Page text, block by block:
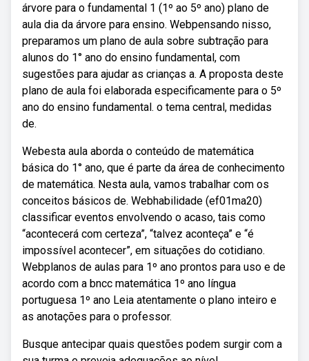
árvore para o fundamental 1 (1º ao 5º ano) plano de
aula dia da árvore para ensino. Webpensando nisso,
preparamos um plano de aula sobre subtração para
alunos do 1° ano do ensino fundamental, com
sugestões para ajudar as crianças a. A proposta deste
plano de aula foi elaborada especificamente para o 5º
ano do ensino fundamental. o tema central, medidas
de.
Webesta aula aborda o conteúdo de matemática
básica do 1° ano, que é parte da área de conhecimento
de matemática. Nesta aula, vamos trabalhar com os
conceitos básicos de. Webhabilidade (ef01ma20)
classificar eventos envolvendo o acaso, tais como
“acontecerá com certeza”, “talvez aconteça” e “é
impossível acontecer”, em situações do cotidiano.
Webplanos de aulas para 1º ano prontos para uso e de
acordo com a bncc matemática 1º ano língua
portuguesa 1º ano Leia atentamente o plano inteiro e
as anotações para o professor.
Busque antecipar quais questões podem surgir com a